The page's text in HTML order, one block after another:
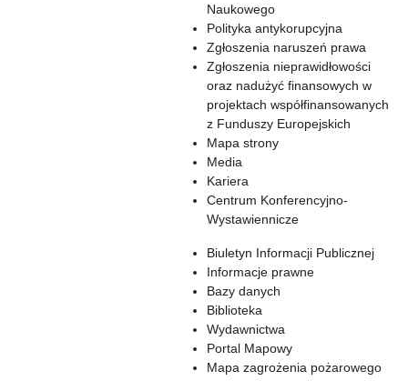
Naukowego
Polityka antykorupcyjna
Zgłoszenia naruszeń prawa
Zgłoszenia nieprawidłowości
oraz nadużyć finansowych w
projektach współfinansowanych
z Funduszy Europejskich
Mapa strony
Media
Kariera
Centrum Konferencyjno-
Wystawiennicze
Biuletyn Informacji Publicznej
Informacje prawne
Bazy danych
Biblioteka
Wydawnictwa
Portal Mapowy
Mapa zagrożenia pożarowego